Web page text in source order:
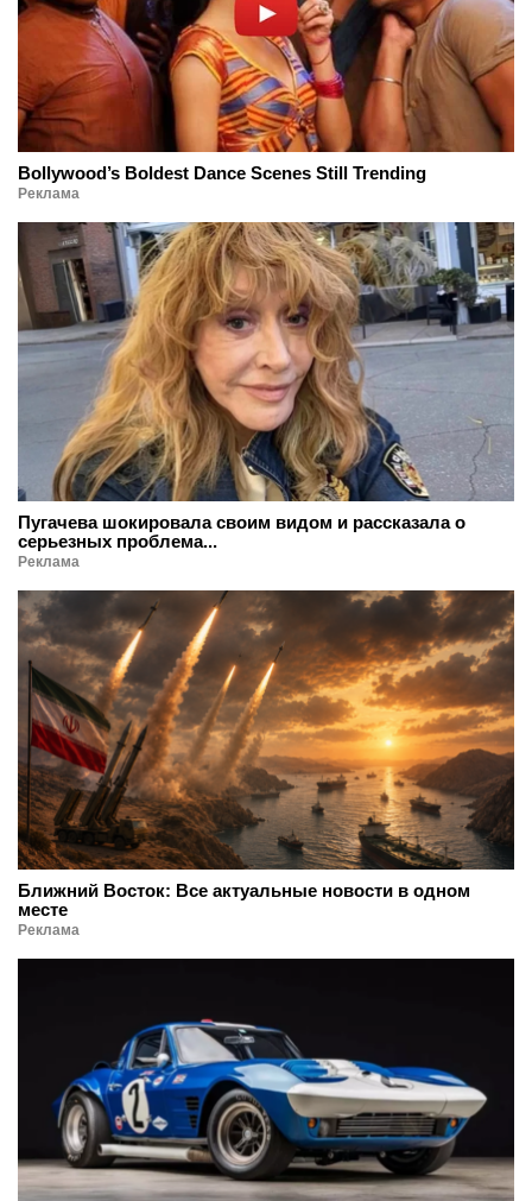
Bollywood’s Boldest Dance Scenes Still Trending
Реклама
Пугачева шокировала своим видом и рассказала о
серьезных проблема...
Реклама
Ближний Восток: Все актуальные новости в одном
месте
Реклама